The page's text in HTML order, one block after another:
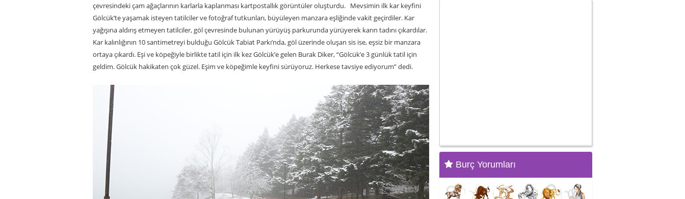
çevresindeki çam ağaçlarının karlarla kaplanması kartpostallık görüntüler oluşturdu. Mevsimin ilk kar keyfini
Gölcük’te yaşamak isteyen tatilciler ve fotoğraf tutkunları, büyüleyen manzara eşliğinde vakit geçirdiler. Kar
yağışına aldırış etmeyen tatilciler, göl çevresinde bulunan yürüyüş parkurunda yürüyerek karın tadını çıkardılar.
Kar kalınlığının 10 santimetreyi bulduğu Gölcük Tabiat Parkı’nda, göl üzerinde oluşan sis ise, eşsiz bir manzara
ortaya çıkardı. Eşi ve köpeğiyle birlikte tatil için ilk kez Gölcük’e gelen Burak Diker, “Gölcük’e 3 günlük tatil için
geldim. Gölcük hakikaten çok güzel. Eşim ve köpeğimle keyfini sürüyoruz. Herkese tavsiye ediyorum” dedi.
Burç Yorumları